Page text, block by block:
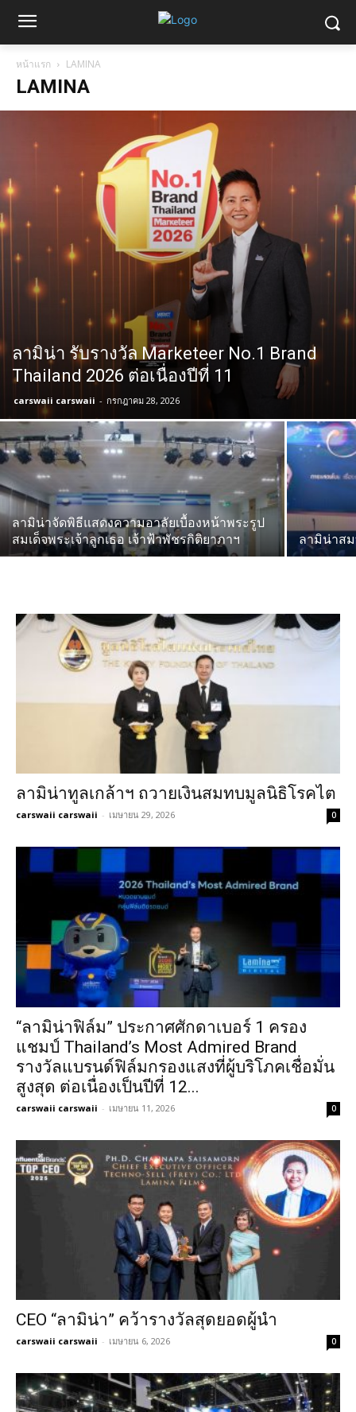
หน้าแรก LAMINA
LAMINA
ลามิน่า รับรางวัล Marketeer No.1 Brand
Thailand 2026 ต่อเนื่องปีที่ 11
carswaii carswaii - กรกฎาคม 28, 2026
ลามิน่าจัดพิธีแสดงความอาลัยเบื้องหน้าพระรูป
สมเด็จพระเจ้าลูกเธอ เจ้าฟ้าพัชรกิติยาภาฯ
ลามิน่าส
ลามิน่าทูลเกล้าฯ ถวายเงินสมทบมูลนิธิโรคไต
carswaii carswaii - เมษายน 29, 2026 0
“ลามิน่าฟิล์ม” ประกาศศักดาเบอร์ 1 ครอง
แชมป์ Thailand’s Most Admired Brand
รางวัลแบรนด์ฟิล์มกรองแสงที่ผู้บริโภคเชื่อมั่น
สูงสุด ต่อเนื่องเป็นปีที่ 12...
carswaii carswaii - เมษายน 11, 2026 0
CEO “ลามิน่า” คว้ารางวัลสุดยอดผู้นำ
carswaii carswaii - เมษายน 6, 2026 0